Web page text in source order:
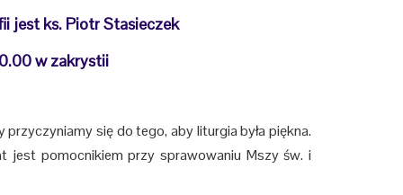
jest ks. Piotr Stasieczek
w zakrystii
przyczyniamy się do tego, aby liturgia była piękna.
jest pomocnikiem przy sprawowaniu Mszy św. i